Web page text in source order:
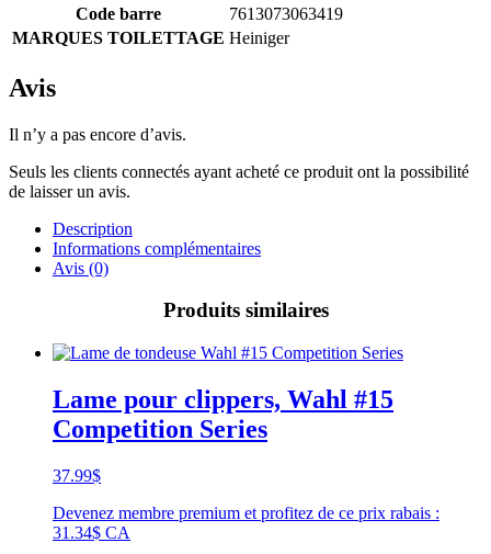
Code barre
7613073063419
MARQUES TOILETTAGE Heiniger
Avis
Il n’y a pas encore d’avis.
Seuls les clients connectés ayant acheté ce produit ont la possibilité
de laisser un avis.
Description
Informations complémentaires
Avis (0)
Produits similaires
Lame pour clippers, Wahl #15
Competition Series
37.99$
Devenez membre premium et profitez de ce prix rabais :
31.34$ CA